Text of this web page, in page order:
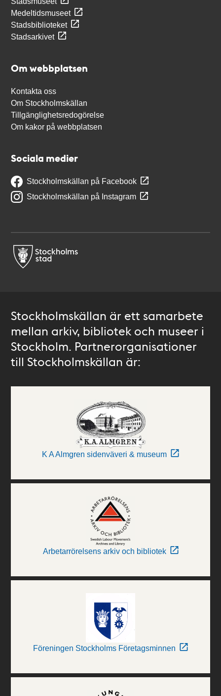
Medeltidsmuseet
Stadsbiblioteket
Stadsarkivet
Om webbplatsen
Kontakta oss
Om Stockholmskällan
Tillgänglighetsredogörelse
Om kakor på webbplatsen
Sociala medier
Stockholmskällan på Facebook
Stockholmskällan på Instagram
Stockholmskällan är ett samarbete
mellan arkiv, bibliotek och museer i
Stockholm. Partnerorganisationer
till Stockholmskällan är:
K A Almgren sidenväveri & museum
Arbetarrörelsens arkiv och bibliotek
Föreningen Stockholms Företagsminnen